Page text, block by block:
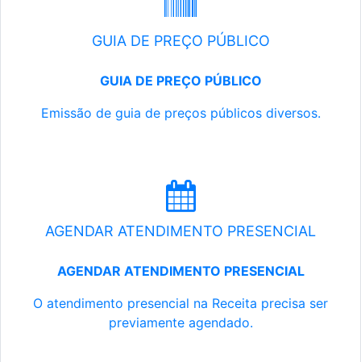
GUIA DE PREÇO PÚBLICO
GUIA DE PREÇO PÚBLICO
Emissão de guia de preços públicos diversos.
AGENDAR ATENDIMENTO PRESENCIAL
AGENDAR ATENDIMENTO PRESENCIAL
O atendimento presencial na Receita precisa ser
previamente agendado.